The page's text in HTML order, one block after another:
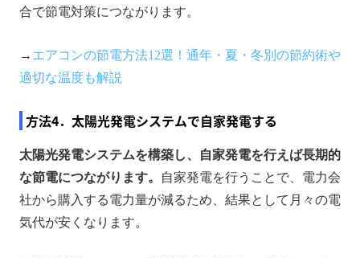
合で節電対策につながります。
→ エアコンの節電方法12選！通年・夏・冬別の節約術や
適切な温度も解説
方法4．太陽光発電システムで自家発電する
太陽光発電システムを構築し、自家発電を行えば長期的
な節電につながります。
自家発電を行うことで、電力会
社から購入する電力量が減るため、結果として月々の電
気代が安くなります。